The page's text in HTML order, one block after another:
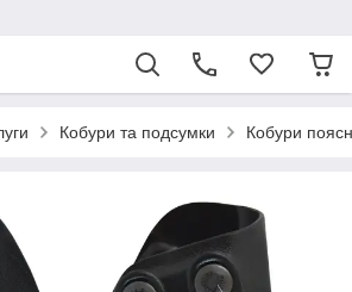
Кобури та подсумки Кобури